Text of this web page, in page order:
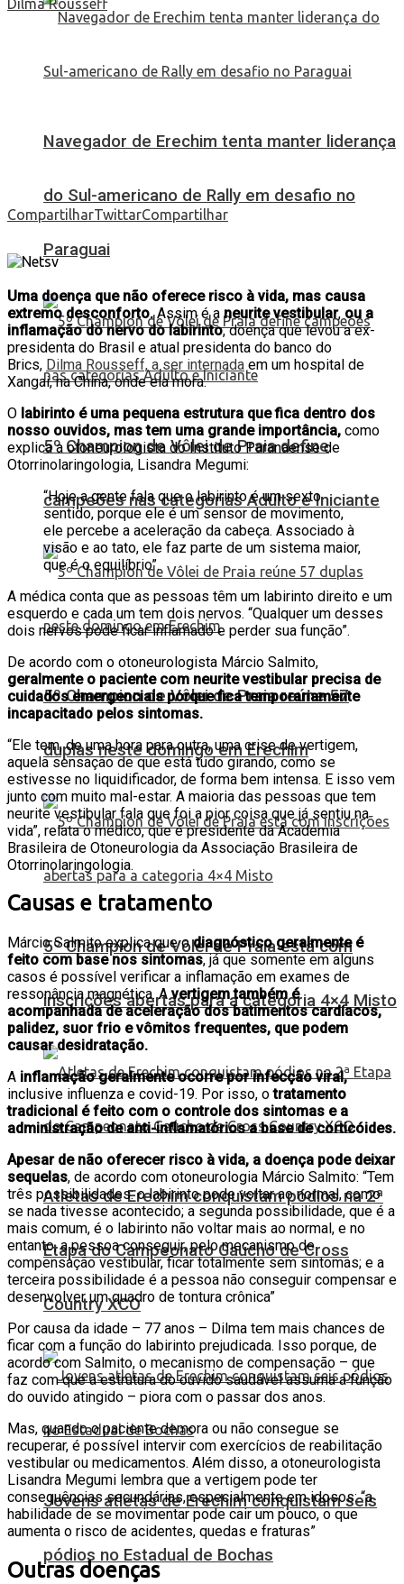
Navegador de Erechim tenta manter liderança
do Sul-americano de Rally em desafio no
Paraguai
5º Champion de Vôlei de Praia define
campeões nas categorias Adulto e Iniciante
5º Champion de Vôlei de Praia reúne 57
duplas neste domingo em Erechim
5º Champion de Vôlei de Praia está com
inscrições abertas para a categoria 4×4 Misto
Atletas de Erechim conquistam pódios na 2ª
Etapa do Campeonato Gaúcho de Cross
Country XCO
Jovens atletas de Erechim conquistam seis
pódios no Estadual de Bochas
CompartilharTwittarCompartilhar
Uma doença que não oferece risco à vida, mas causa
extremo desconforto.Assim é a neurite vestibular, ou a
inflamação do nervo do labirinto, doença que levou a ex-
presidenta do Brasil e atual presidenta do banco do
Brics, Dilma Rousseff, a ser internada em um hospital de
Xangai, na China, onde ela mora.
O labirinto é uma pequena estrutura que fica dentro dos
nosso ouvidos, mas tem uma grande importância, como
explica a otoneurologista do Instituto Paranaense de
Otorrinolaringologia, Lisandra Megumi:
“Hoje a gente fala que o labirinto é um sexto
sentido, porque ele é um sensor de movimento,
ele percebe a aceleração da cabeça. Associado à
visão e ao tato, ele faz parte de um sistema maior,
que é o equilíbrio”.
A médica conta que as pessoas têm um labirinto direito e um
esquerdo e cada um tem dois nervos. “Qualquer um desses
dois nervos pode ficar inflamado e perder sua função”.
De acordo com o otoneurologista Márcio Salmito,
geralmente o paciente com neurite vestibular precisa de
cuidados emergenciais porque fica temporariamente
incapacitado pelos sintomas.
“Ele tem, de uma hora para outra, uma crise de vertigem,
aquela sensação de que está tudo girando, como se
estivesse no liquidificador, de forma bem intensa. E isso vem
junto com muito mal-estar. A maioria das pessoas que tem
neurite vestibular fala que foi a pior coisa que já sentiu na
vida”, relata o médico, que é presidente da Academia
Brasileira de Otoneurologia da Associação Brasileira de
Otorrinolaringologia.
Causas e tratamento
Márcio Salmito explica que odiagnóstico geralmente é
feito com base nos sintomas, já que somente em alguns
casos é possível verificar a inflamação em exames de
ressonância magnética. Avertigem também é
acompanhada de aceleração dos batimentos cardíacos,
palidez, suor frio e vômitos frequentes, que podem
causar desidratação.
A inflamação geralmente ocorre por infecção viral,
inclusive influenza e covid-19. Por isso, otratamento
tradicional é feito com o controle dos sintomas e a
administração de anti-inflamatórios a base de corticóides.
Apesar de não oferecer risco à vida, a doença pode deixar
sequelas, de acordo com otoneurologia Márcio Salmito: “Tem
três possibilidades: o labirinto pode voltar ao normal, como
se nada tivesse acontecido; a segunda possibilidade, que é a
mais comum, é o labirinto não voltar mais ao normal, e no
entanto, a pessoa conseguir, pelo mecanismo de
compensação vestibular, ficar totalmente sem sintomas; e a
terceira possibilidade é a pessoa não conseguir compensar e
desenvolver um quadro de tontura crônica”
Por causa da idade – 77 anos – Dilma tem mais chances de
ficar com a função do labirinto prejudicada. Isso porque, de
acordo com Salmito, o mecanismo de compensação – que
faz com que a estrutura do ouvido saudável assuma a função
do ouvido atingido – piora com o passar dos anos.
Mas, quando o paciente demora ou não consegue se
recuperar, é possível intervir com exercícios de reabilitação
vestibular ou medicamentos. Além disso, a otoneurologista
Lisandra Megumi lembra que a vertigem pode ter
consequências secundárias, especialmente em idosos: “a
habilidade de se movimentar pode cair um pouco, o que
aumenta o risco de acidentes, quedas e fraturas”
Outras doenças